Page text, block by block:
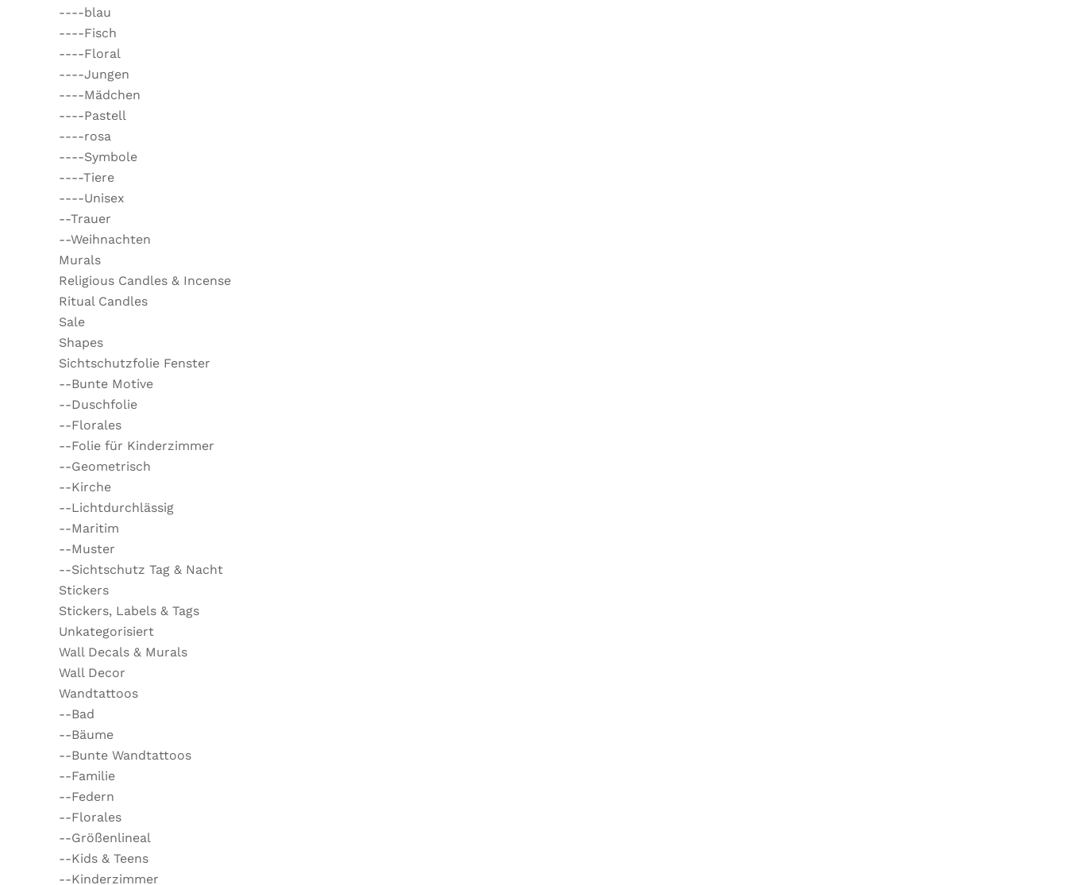
----blau
----Fisch
----Floral
----Jungen
----Mädchen
----Pastell
----rosa
----Symbole
----Tiere
----Unisex
--Trauer
--Weihnachten
Murals
Religious Candles & Incense
Ritual Candles
Sale
Shapes
Sichtschutzfolie Fenster
--Bunte Motive
--Duschfolie
--Florales
--Folie für Kinderzimmer
--Geometrisch
--Kirche
--Lichtdurchlässig
--Maritim
--Muster
--Sichtschutz Tag & Nacht
Stickers
Stickers, Labels & Tags
Unkategorisiert
Wall Decals & Murals
Wall Decor
Wandtattoos
--Bad
--Bäume
--Bunte Wandtattoos
--Familie
--Federn
--Florales
--Größenlineal
--Kids & Teens
--Kinderzimmer